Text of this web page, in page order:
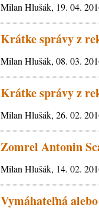
Milan Hlušák, 19. 04.
Krátke správy z
Milan Hlušák, 08. 03.
Krátke správy z
Milan Hlušák, 26. 02.
Zomrel Antonin
Milan Hlušák, 14. 02.
Vymáhateľná